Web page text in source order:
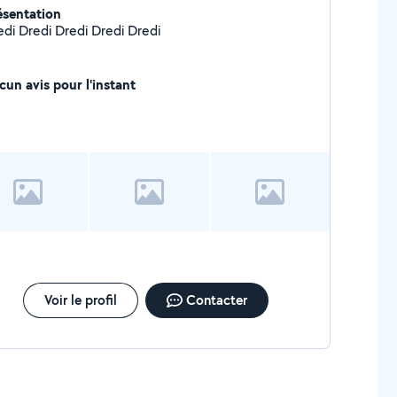
Dredi Dredi Dredi Dredi
avis pour l'instant
Voir le profil Contacter